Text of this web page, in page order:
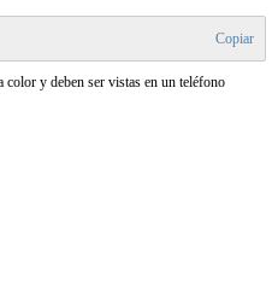
Copiar
color y deben ser vistas en un teléfono